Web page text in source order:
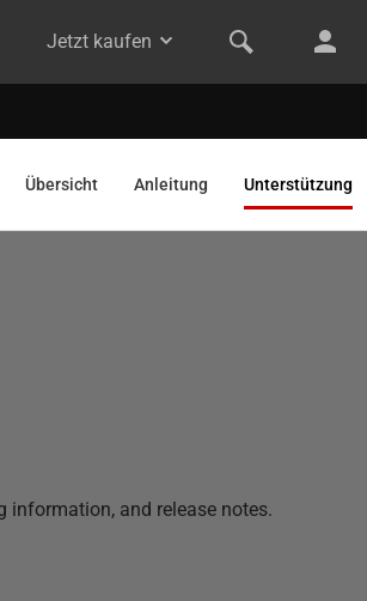
Jetzt kaufen
Übersicht Anleitung Unterstützung
information, and release notes.